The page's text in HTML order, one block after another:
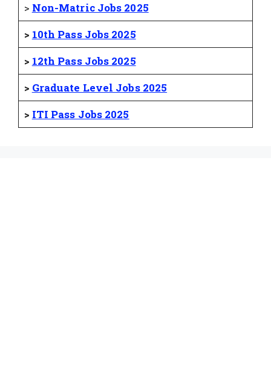
> Non-Matric Jobs 2025
> 10th Pass Jobs 2025
> 12th Pass Jobs 2025
> Graduate Level Jobs 2025
> ITI Pass Jobs 2025